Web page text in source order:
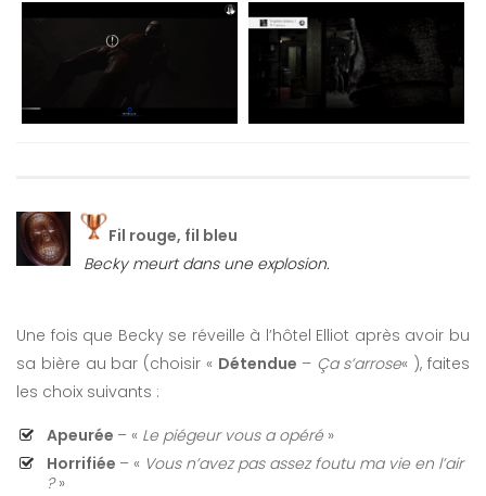
Fil rouge, fil bleu
Becky meurt dans une explosion.
Une fois que Becky se réveille à l’hôtel Elliot après avoir bu
sa bière au bar (choisir « Détendue – Ça s’arrose« ), faites
les choix suivants :
Apeurée – « Le piégeur vous a opéré»
Horrifiée – « Vous n’avez pas assez foutu ma vie en l’air
?»